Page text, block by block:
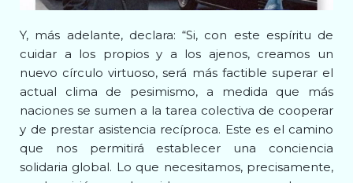
Y, más adelante, declara: “Si, con este espíritu de
cuidar a los propios y a los ajenos, creamos un
nuevo círculo virtuoso, será más factible superar el
actual clima de pesimismo, a medida que más
naciones se sumen a la tarea colectiva de cooperar
y de prestar asistencia recíproca. Este es el camino
que nos permitirá establecer una conciencia
solidaria global. Lo que necesitamos, precisamente,